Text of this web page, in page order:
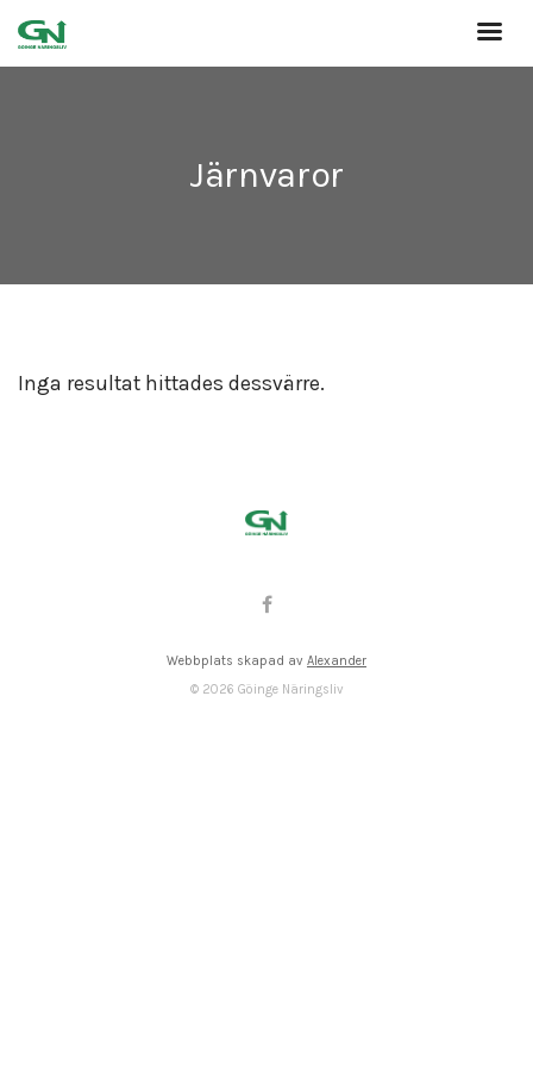
Järnvaror
Inga resultat hittades dessvärre.
Webbplats skapad av Alexander
© 2026 Göinge Näringsliv